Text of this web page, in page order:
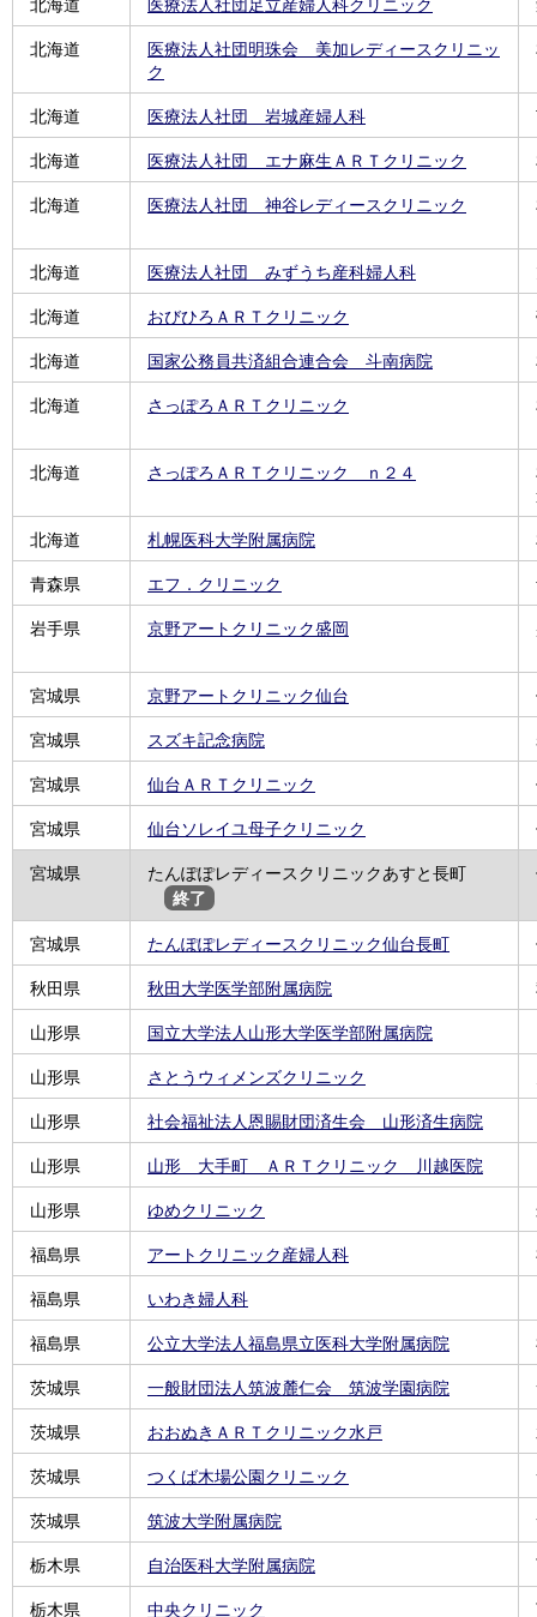
北海道 医療法人社団足立産婦人科クリニック
北海道
医療法人社団明珠会 美加レディースクリニッ
ク
北海道 医療法人社団 岩城産婦人科
北海道 医療法人社団 エナ麻生ＡＲＴクリニック
北海道 医療法人社団 神谷レディースクリニック
北海道 医療法人社団 みずうち産科婦人科
北海道 おびひろＡＲＴクリニック
北海道 国家公務員共済組合連合会 斗南病院
北海道 さっぽろＡＲＴクリニック
北海道 さっぽろＡＲＴクリニック ｎ２４
北海道 札幌医科大学附属病院
青森県 エフ．クリニック
岩手県 京野アートクリニック盛岡
宮城県 京野アートクリニック仙台
宮城県 スズキ記念病院
宮城県 仙台ＡＲＴクリニック
宮城県 仙台ソレイユ母子クリニック
宮城県
たんぽぽレディースクリニックあすと長町
終了
宮城県 たんぽぽレディースクリニック仙台長町
秋田県 秋田大学医学部附属病院
山形県 国立大学法人山形大学医学部附属病院
山形県 さとうウィメンズクリニック
山形県 社会福祉法人恩賜財団済生会 山形済生病院
山形県 山形 大手町 ＡＲＴクリニック 川越医院
山形県 ゆめクリニック
福島県 アートクリニック産婦人科
福島県 いわき婦人科
福島県 公立大学法人福島県立医科大学附属病院
茨城県 一般財団法人筑波麓仁会 筑波学園病院
茨城県 おおぬきＡＲＴクリニック水戸
茨城県 つくば木場公園クリニック
茨城県 筑波大学附属病院
栃木県 自治医科大学附属病院
栃木県 中央クリニック